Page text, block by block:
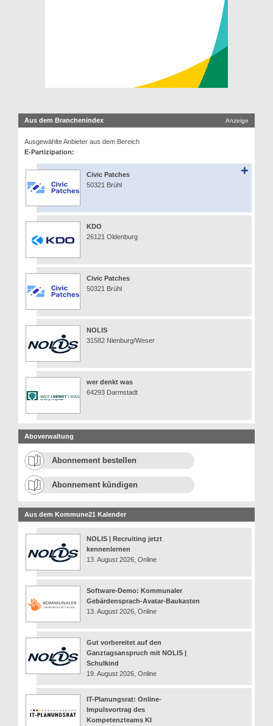
Aus dem Branchenindex Anzeige
Ausgewählte Anbieter aus dem Bereich
E-Partizipation:
Civic Patches
50321 Brühl
KDO
26121 Oldenburg
Civic Patches
50321 Brühl
NOLIS
31582 Nienburg/Weser
wer denkt was
64293 Darmstadt
Aboverwaltung
Abonnement bestellen
Abonnement kündigen
Aus dem Kommune21 Kalender
NOLIS | Recruiting jetzt
kennenlernen
13. August 2026, Online
Software-Demo: Kommunaler
Gebärdensprach-Avatar-Baukasten
13. August 2026, Online
Gut vorbereitet auf den
Ganztagsanspruch mit NOLIS |
Schulkind
19. August 2026, Online
IT-Planungsrat: Online-
Impulsvortrag des
Kompetenzteams KI